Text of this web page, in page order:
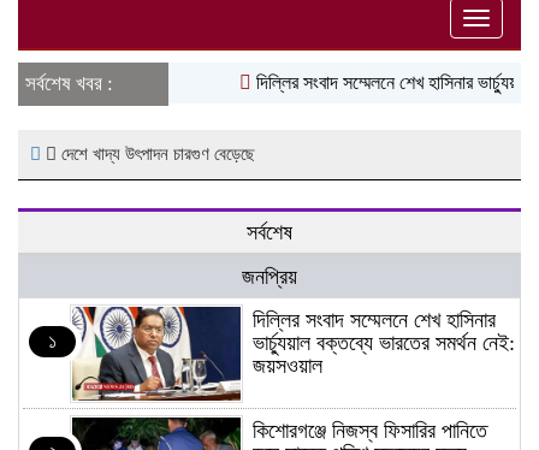
Toggle
সর্বশেষ খবর :
দিল্লির সংবাদ সম্মেলনে শেখ হাসিনার
দেশে খাদ্য উৎপাদন চারগুণ বেড়েছে
সর্বশেষ
জনপ্রিয়
১
দিল্লির সংবাদ সম্মেলনে শেখ হাসিনার
ভার্চ্যুয়াল বক্তব্যে ভারতের সমর্থন নেই:
জয়সওয়াল
কিশোরগঞ্জে নিজস্ব ফিসারির পানিতে